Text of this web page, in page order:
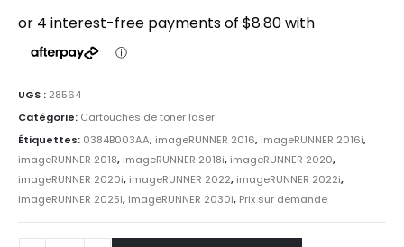
UGS : 28564
Catégorie: Cartouches de toner laser
Étiquettes: 0384B003AA, imageRUNNER 2016, imageRUNNER 2016i,
imageRUNNER 2018, imageRUNNER 2018i, imageRUNNER 2020,
imageRUNNER 2020i, imageRUNNER 2022, imageRUNNER 2022i,
imageRUNNER 2025i, imageRUNNER 2030i, Prix sur demande